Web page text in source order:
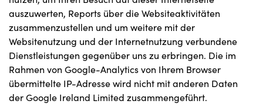
auszuwerten, Reports über die Websiteaktivitäten
zusammenzustellen und um weitere mit der
Websitenutzung und der Internetnutzung verbundene
Dienstleistungen gegenüber uns zu erbringen. Die im
Rahmen von Google-Analytics von Ihrem Browser
übermittelte IP-Adresse wird nicht mit anderen Daten
der Google Ireland Limited zusammengeführt.